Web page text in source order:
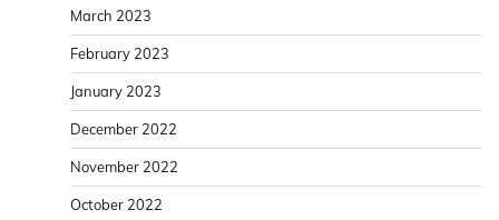
March 2023
February 2023
January 2023
December 2022
November 2022
October 2022